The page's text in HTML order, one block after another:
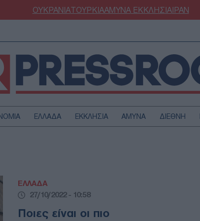
ΟΥΚΡΑΝΙΑΤΟΥΡΚΙΑΑΜΥΝΑΕΚΚΛΗΣΙΑΙΡΑΝ
ΕΛΛΑΔΑ ΕΚΚΛΗΣΙΑ ΑΜΥΝΑ ΔΙΕΘΝΗ
ΕΛΛΑΔΑ
27/10/2022 - 10:58
Ποιες είναι οι πιο